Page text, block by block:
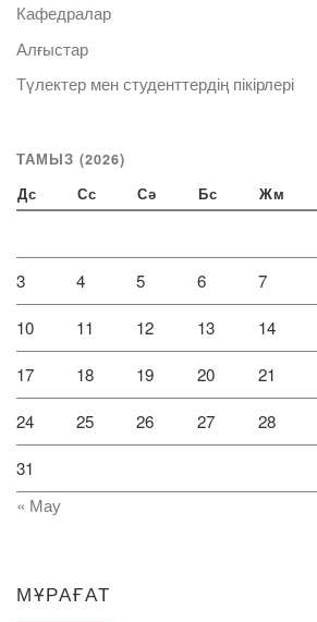
Кафедралар
Алғыстар
Түлектер мен студенттердің пікірлері
ТАМЫЗ (2026)
Дс Сс Сә Бс Жм
3 4 5 6 7
10 11 12 13 14
17 18 19 20 21
24 25 26 27 28
31
« Мау
МҰРАҒАТ